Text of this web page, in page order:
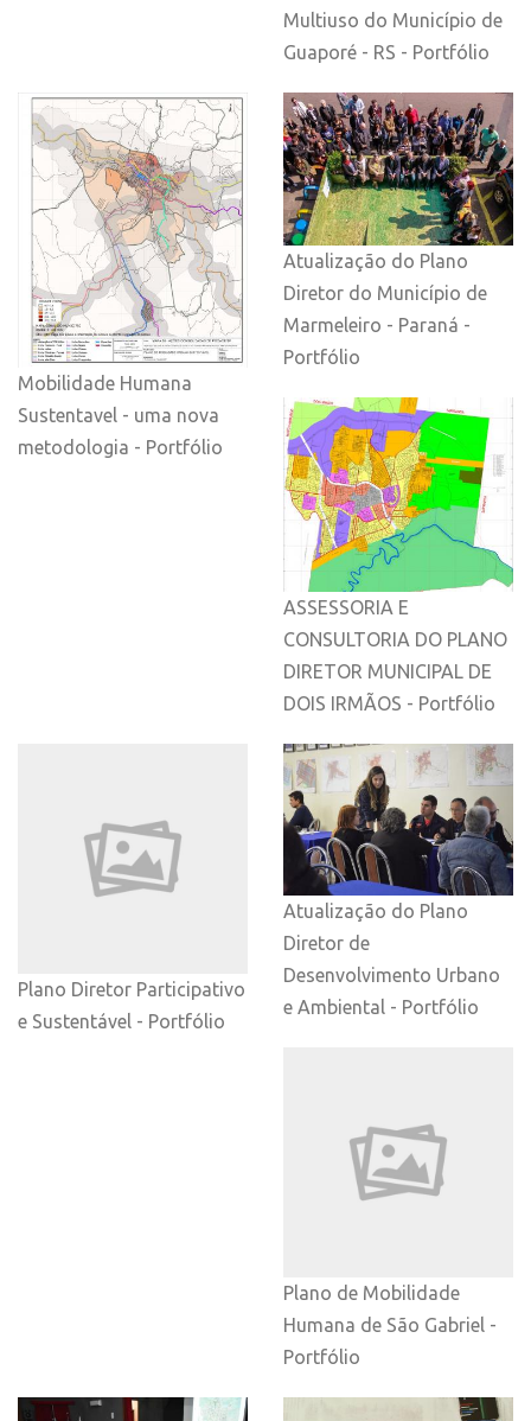
Multiuso do Município de
Guaporé - RS - Portfólio
Mobilidade Humana
Sustentavel - uma nova
metodologia - Portfólio
Atualização do Plano
Diretor do Município de
Marmeleiro - Paraná -
Portfólio
ASSESSORIA E
CONSULTORIA DO PLANO
DIRETOR MUNICIPAL DE
DOIS IRMÃOS - Portfólio
Plano Diretor Participativo
e Sustentável - Portfólio
Atualização do Plano
Diretor de
Desenvolvimento Urbano
e Ambiental - Portfólio
Plano de Mobilidade
Humana de São Gabriel -
Portfólio